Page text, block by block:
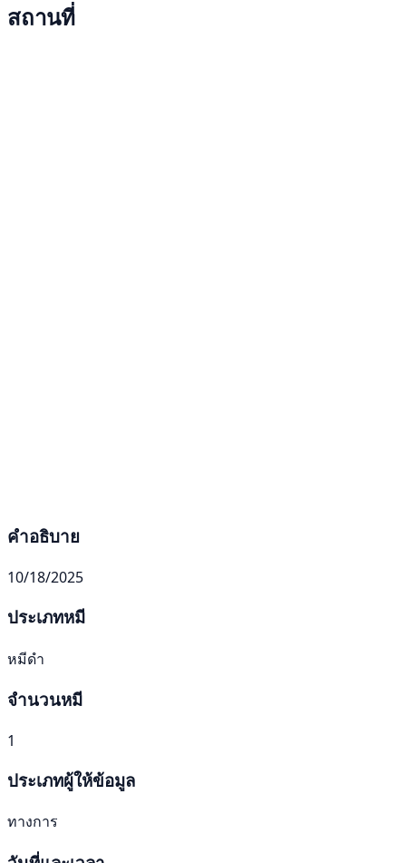
สถานที่
คำอธิบาย
10/18/2025
ประเภทหมี
หมีดำ
จำนวนหมี
1
ประเภทผู้ให้ข้อมูล
ทางการ